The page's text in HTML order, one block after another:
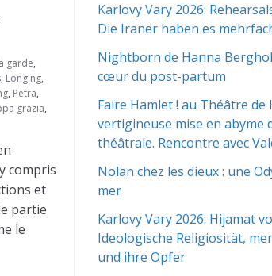
garde,
, Longing,
, Petra,
grazia,
compris
et
partie
le
Karlovy Vary 2026:
Die Iraner haben es
Nightborn de Hanna
cœur du post-partum
Faire Hamlet ! au Théâtre de
vertigineuse mise en abyme
théâtrale. Rencontre avec
Nolan chez les dieux : une
mer
Karlovy Vary 2026: Hijamat
Ideologische Religiosität,
und ihre Opfer